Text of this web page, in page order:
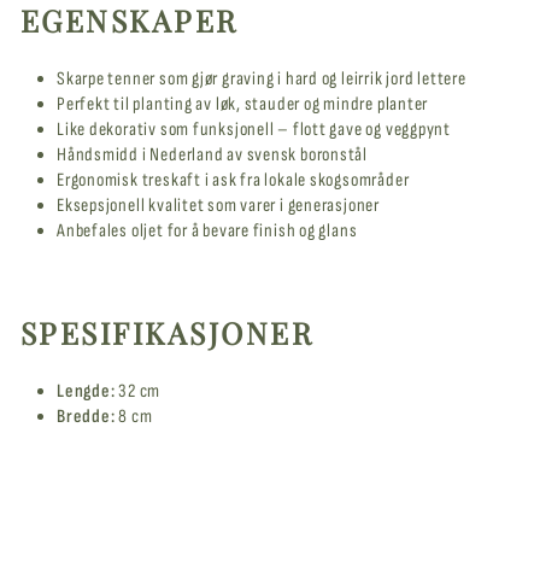
EGENSKAPER
Skarpe tenner som gjør graving i hard og leirrik jord lettere
Perfekt til planting av løk, stauder og mindre planter
Like dekorativ som funksjonell – flott gave og veggpynt
Håndsmidd i Nederland av svensk boronstål
Ergonomisk treskaft i ask fra lokale skogsområder
Eksepsjonell kvalitet som varer i generasjoner
Anbefales oljet for å bevare finish og glans
SPESIFIKASJONER
Lengde:32 cm
Bredde:8 cm